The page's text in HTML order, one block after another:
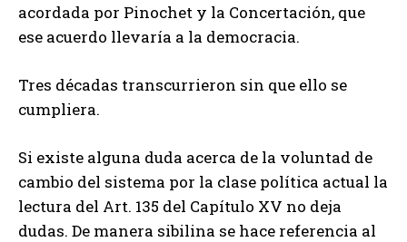
acordada por Pinochet y la Concertación, que
ese acuerdo llevaría a la democracia.
Tres décadas transcurrieron sin que ello se
cumpliera.
Si existe alguna duda acerca de la voluntad de
cambio del sistema por la clase política actual la
lectura del Art. 135 del Capítulo XV no deja
dudas. De manera sibilina se hace referencia al